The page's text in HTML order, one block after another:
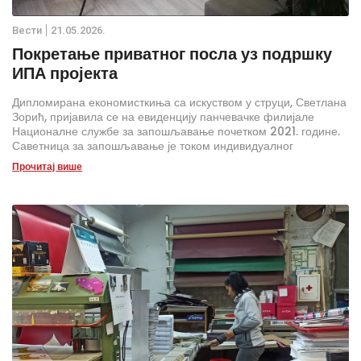
Вести 21.05.2026.
Покретање приватног посла уз подршку
ИПА пројекта
Дипломирана економисткиња са искуством у струци, Светлана
Зорић, пријавила се на евиденцију панчевачке филијале
Националне службе за запошљавање почетком 2021. године.
Саветница за запошљавање је током индивидуалног
разговора препознала код ње заинтересованост за покретање
сопственог бизниса, те јој је предочила услове и погодности
Прочитај више